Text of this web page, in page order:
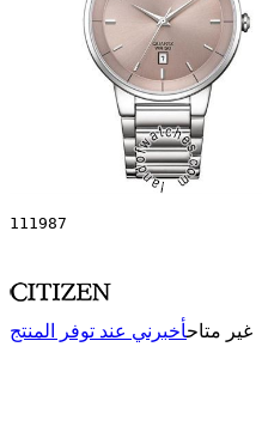
111987
غير متاحأخبرني عند توفر المنتج